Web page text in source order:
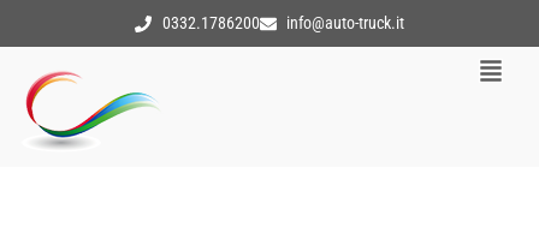
0332.1786200 info@auto-truck.it